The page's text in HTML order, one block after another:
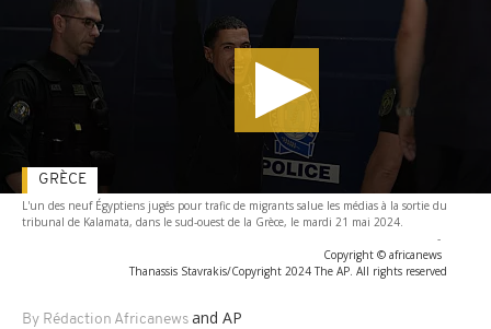
L'un des neuf Égyptiens jugés pour trafic de migrants salue les médias à la sortie du
tribunal de Kalamata, dans le sud-ouest de la Grèce, le mardi 21 mai 2024.
-
Copyright © africanews
Thanassis Stavrakis/Copyright 2024 The AP. All rights reserved
By Rédaction Africanews and AP
GRÈCE